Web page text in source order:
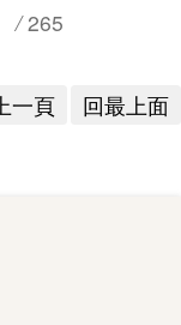
/ 265
一頁 回最上面